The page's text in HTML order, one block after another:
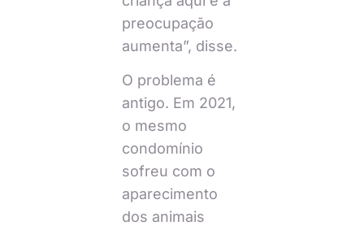
preocupação
aumenta”, disse.
O problema é
antigo. Em 2021,
o mesmo
condomínio
sofreu com o
aparecimento
dos animais